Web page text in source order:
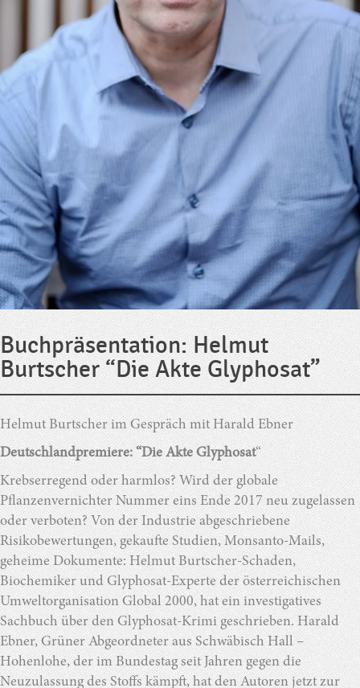
Buchpräsentation: Helmut
Burtscher “Die Akte Glyphosat”
Helmut Burtscher im Gespräch mit Harald Ebner
Deutschlandpremiere: “Die Akte Glyphosat“
Krebserregend oder harmlos? Wird der globale
Pflanzenvernichter Nummer eins Ende 2017 neu zugelassen
oder verboten? Von der Industrie abgeschriebene
Risikobewertungen, gekaufte Studien, Monsanto-Mails,
geheime Dokumente: Helmut Burtscher-Schaden,
Biochemiker und Glyphosat-Experte der österreichischen
Umweltorganisation Global 2000, hat ein investigatives
Sachbuch über den Glyphosat-Krimi geschrieben. Harald
Ebner, Grüner Abgeordneter aus Schwäbisch Hall –
Hohenlohe, der im Bundestag seit Jahren gegen die
Neuzulassung des Stoffs kämpft, hat den Autoren jetzt zur